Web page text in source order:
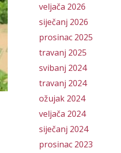
veljača 2026
siječanj 2026
prosinac 2025
travanj 2025
svibanj 2024
travanj 2024
ožujak 2024
veljača 2024
siječanj 2024
prosinac 2023